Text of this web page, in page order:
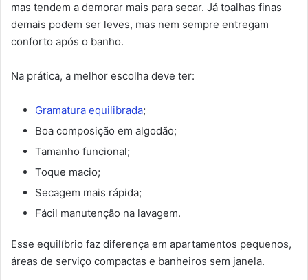
mas tendem a demorar mais para secar. Já toalhas finas
demais podem ser leves, mas nem sempre entregam
conforto após o banho.
Na prática, a melhor escolha deve ter:
Gramatura equilibrada;
Boa composição em algodão;
Tamanho funcional;
Toque macio;
Secagem mais rápida;
Fácil manutenção na lavagem.
Esse equilíbrio faz diferença em apartamentos pequenos,
áreas de serviço compactas e banheiros sem janela.